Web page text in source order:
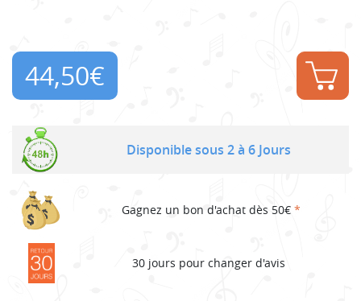
44,50€
Disponible sous 2 à 6 Jours
Gagnez un bon d'achat dès 50€ *
30 jours pour changer d'avis